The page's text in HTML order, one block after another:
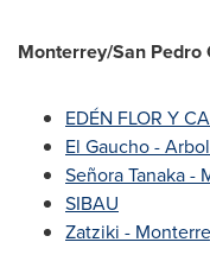
Monterrey/San Pedro
EDÉN FLOR Y
El Gaucho -
Señora Tanaka -
SIBAU
Zatziki -